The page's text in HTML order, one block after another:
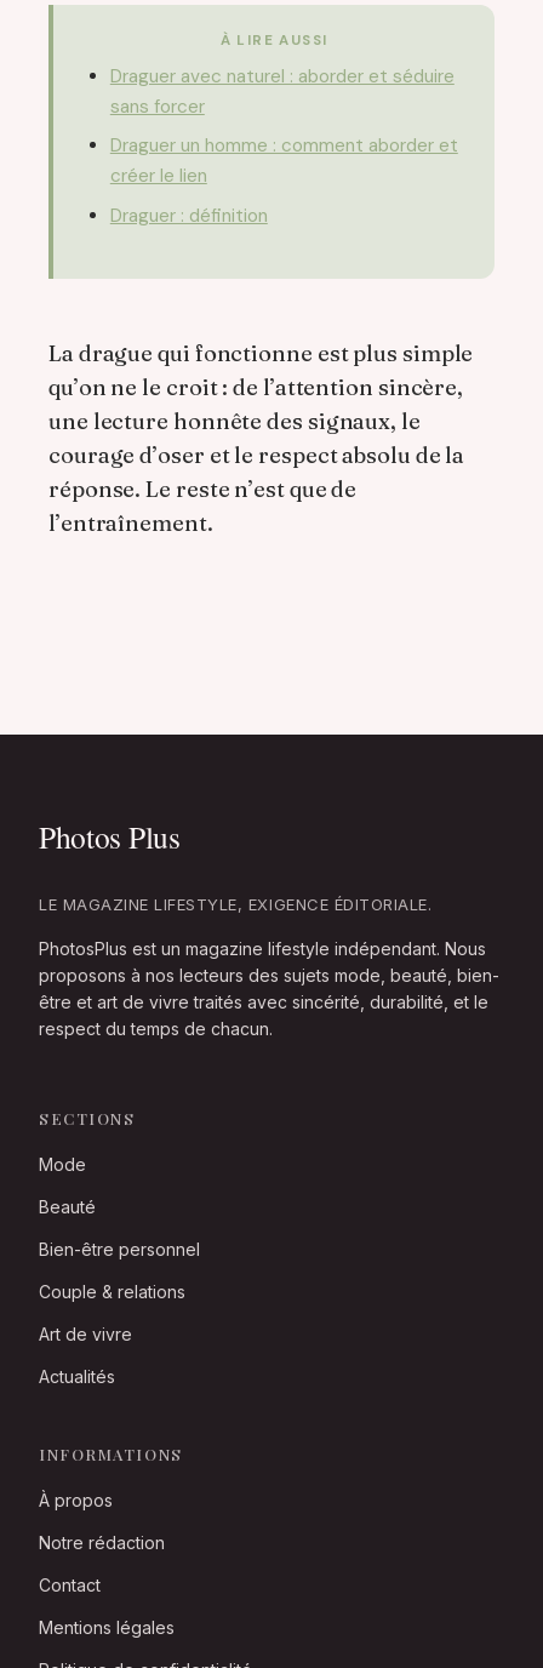
À LIRE AUSSI
Draguer avec naturel : aborder et séduire
sans forcer
Draguer un homme : comment aborder et
créer le lien
Draguer : définition
La drague qui fonctionne est plus simple
qu’on ne le croit : de l’attention sincère,
une lecture honnête des signaux, le
courage d’oser et le respect absolu de la
réponse. Le reste n’est que de
l’entraînement.
LE MAGAZINE LIFESTYLE, EXIGENCE ÉDITORIALE.
PhotosPlus est un magazine lifestyle indépendant. Nous
proposons à nos lecteurs des sujets mode, beauté, bien-
être et art de vivre traités avec sincérité, durabilité, et le
respect du temps de chacun.
SECTIONS
Mode
Beauté
Bien-être personnel
Couple & relations
Art de vivre
Actualités
INFORMATIONS
À propos
Notre rédaction
Contact
Mentions légales